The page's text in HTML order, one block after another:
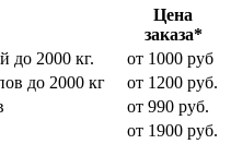
Цена
заказа*
до 2000 кг.
от 1000 руб
до 2000 кг
от 1200 руб.
от 990 руб.
от 1900 руб.